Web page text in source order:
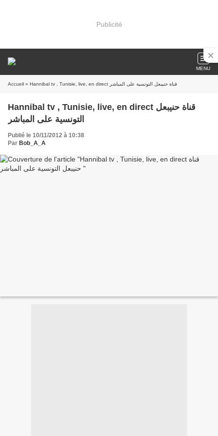
Publicité
MENU
Accueil » Hannibal tv , Tunisie, live, en direct قناة حنيبعل التونسية على المباشر
Hannibal tv , Tunisie, live, en direct قناة حنيبعل
التونسية على المباشر
Publié le 10/11/2012 à 10:38
Par Bob_A_A